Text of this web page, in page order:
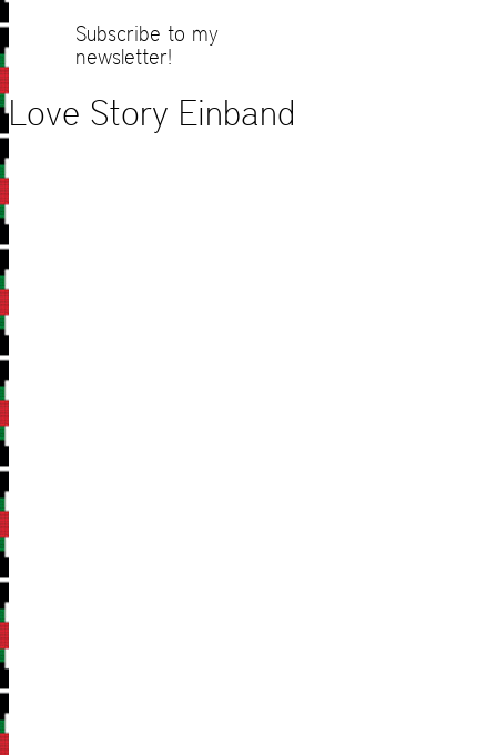
Subscribe to my
newsletter!
Love Story Einband